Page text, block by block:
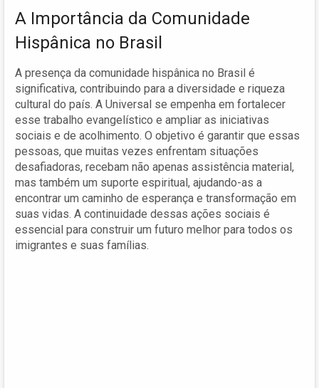
A Importância da Comunidade
Hispânica no Brasil
A presença da comunidade hispânica no Brasil é
significativa, contribuindo para a diversidade e riqueza
cultural do país. A Universal se empenha em fortalecer
esse trabalho evangelístico e ampliar as iniciativas
sociais e de acolhimento. O objetivo é garantir que essas
pessoas, que muitas vezes enfrentam situações
desafiadoras, recebam não apenas assistência material,
mas também um suporte espiritual, ajudando-as a
encontrar um caminho de esperança e transformação em
suas vidas. A continuidade dessas ações sociais é
essencial para construir um futuro melhor para todos os
imigrantes e suas famílias.